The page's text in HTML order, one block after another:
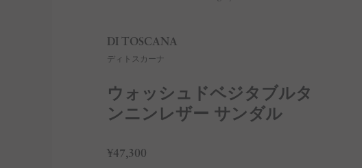
DI TOSCANA
ディトスカーナ
ウォッシュドベジタブルタ
ンニンレザー サンダル
¥47,300